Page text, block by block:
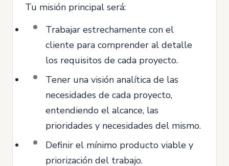
Tu misión principal será:
Trabajar estrechamente con el
cliente para comprender al detalle
los requisitos de cada proyecto.
Tener una visión analítica de las
necesidades de cada proyecto,
entendiendo el alcance, las
prioridades y necesidades del mismo.
Definir el mínimo producto viable y
priorización del trabajo.